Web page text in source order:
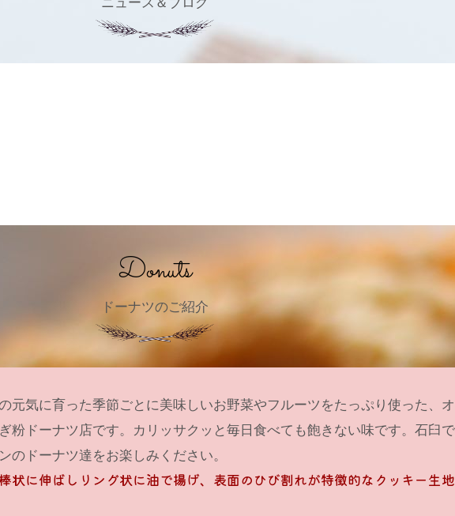
Donuts
ドーナツのご紹介
元気に育った季節ごとに美味しいお野菜やフルーツをたっぷり使った、
粉ドーナツ店です。カリッサクッと毎日食べても飽きない味です。石臼
ドーナツ達をお楽しみください。
に伸ばしリング状に油で揚げ、表面のひび割れが特徴的なクッキー生